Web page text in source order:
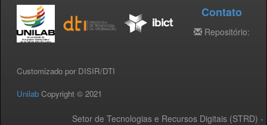
Customizado por DISIR/DTI
Unilab Copyright © 2021
Setor de Tecnologias e Recursos Digitais (STRD) -
Contato
Repositório: